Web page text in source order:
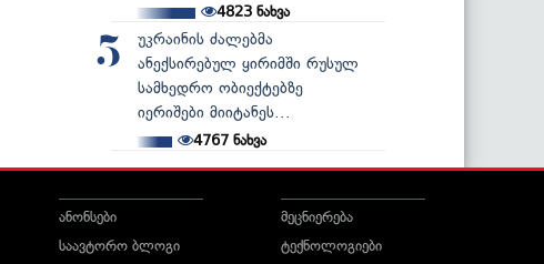
4823ნახვა
5
უკრაინის ძალებმა
ანექსირებულ ყირიმში რუსულ
სამხედრო ობიექტებზე
იერიშები მიიტანეს...
4767 ნახვა
ანონსები
საავტორო ბლოგი
მეცნიერება
ტექნოლოგიები